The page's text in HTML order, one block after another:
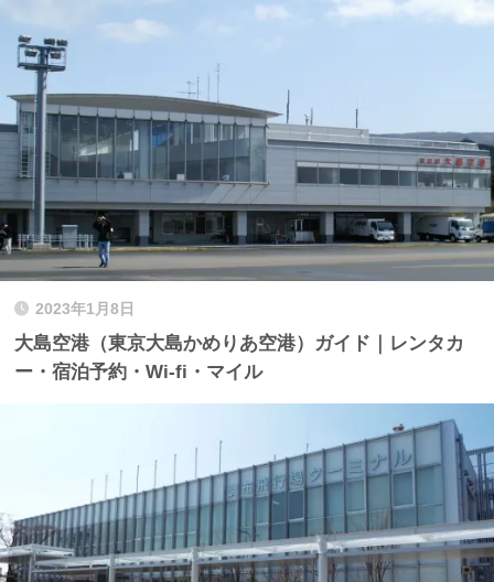
2023年1月8日
大島空港（東京大島かめりあ空港）ガイド｜レンタカ
ー・宿泊予約・Wi-fi・マイル